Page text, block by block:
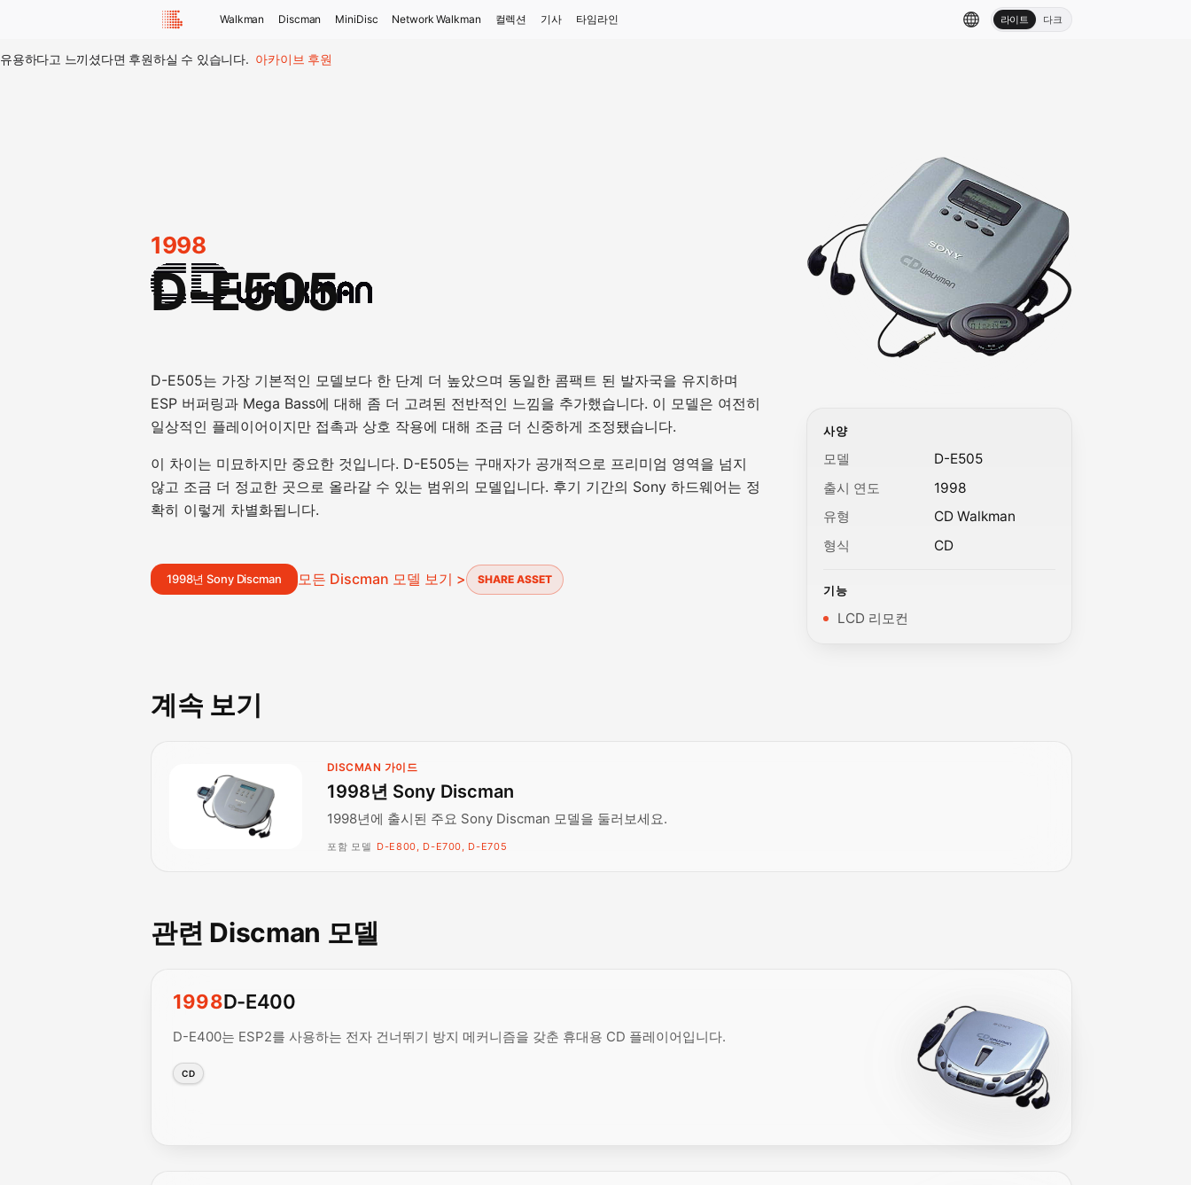
Walkman Discman MiniDisc Network Walkman 컬렉션 기사 타임라인 라이트 다크
유용하다고 느끼셨다면 후원하실 수 있습니다. 아카이브 후원
1998
D-E505
D-E505는 가장 기본적인 모델보다 한 단계 더 높았으며 동일한 콤팩트 된 발자국을 유지하며
ESP 버퍼링과 Mega Bass에 대해 좀 더 고려된 전반적인 느낌을 추가했습니다. 이 모델은 여전히
일상적인 플레이어이지만 접촉과 상호 작용에 대해 조금 더 신중하게 조정됐습니다.
이 차이는 미묘하지만 중요한 것입니다. D-E505는 구매자가 공개적으로 프리미엄 영역을 넘지
않고 조금 더 정교한 곳으로 올라갈 수 있는 범위의 모델입니다. 후기 기간의 Sony 하드웨어는 정
확히 이렇게 차별화됩니다.
1998년 Sony Discman 모든 Discman 모델 보기 > SHARE ASSET
사양
모델
D-E505
출시 연도
1998
유형
CD Walkman
형식
CD
기능
LCD 리모컨
계속 보기
DISCMAN 가이드
1998년 Sony Discman
1998년에 출시된 주요 Sony Discman 모델을 둘러보세요.
포함 모델 D-E800, D-E700, D-E705
관련 Discman 모델
1998D-E400
D-E400는 ESP2를 사용하는 전자 건너뛰기 방지 메커니즘을 갖춘 휴대용 CD 플레이어입니다.
CD